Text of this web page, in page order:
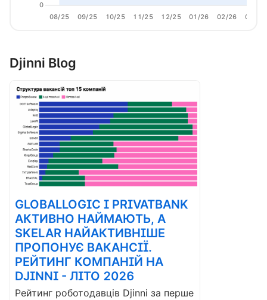
08/25 09/25 10/25 11/25 12/25 01/26 02/26 03/26
0
Djinni Blog
GLOBALLOGIC І PRIVATBANK
АКТИВНО НАЙМАЮТЬ, А
SKELAR НАЙАКТИВНІШЕ
ПРОПОНУЄ ВАКАНСІЇ.
РЕЙТИНГ КОМПАНІЙ НА
DJINNI - ЛІТО 2026
Рейтинг роботодавців Djinni за перше